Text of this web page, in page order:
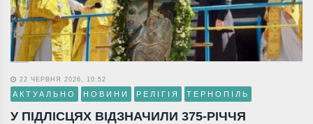
22 ЧЕРВНЯ 2026, 10:52
АКТУАЛЬНО НОВИНИ РЕЛІГІЯ ТЕРНОПІЛЬ
У ПІДЛІСЦЯХ ВІДЗНАЧИЛИ 375-РІЧЧЯ